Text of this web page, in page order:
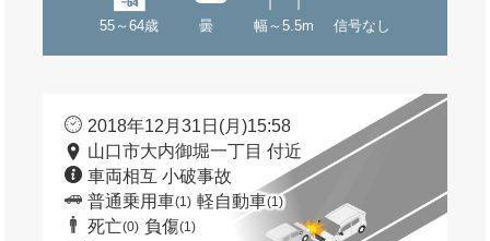
55～64歳 曇 幅～5.5m 信号なし
2018年12月31日(月)15:58
山口市大内御堀一丁目 付近
車両相互 小破事故
普通乗用車(1) 軽自動車(1)
死亡(0) 負傷(1)